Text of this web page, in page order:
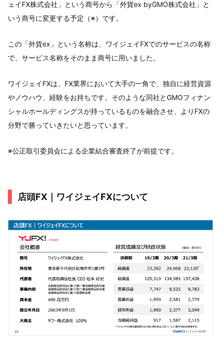
ェイFX株式会社」という商号から「外貨ex byGMO株式会社」と
いう商号に変更する予定（※）です。
この「外貨ex」という名称は、ワイジェイFXでのサービスの名称
で、サービス名称をそのまま商号に用いました。
ワイジェイFXは、FX業界において大手の一角で、独自に経営資源
やノウハウ、経験をお持ちです。そのような同社とGMOフィナン
シャルホールディングスが持っているものを融合させ、よりFXの
分野で勝っていきたいと思っています。
※公正取引委員会による企業結合審査終了が前提です。
店頭FX｜ワイジェイFXについて